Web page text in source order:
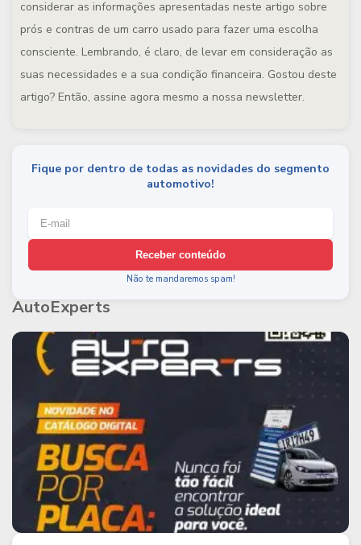
considerar as informações apresentadas neste artigo sobre
prós e contras de um carro usado para fazer uma escolha
consciente. Lembrando, é claro, de levar em consideração as
suas necessidades e a sua condição financeira. Gostou deste
artigo? Então, assine agora mesmo a nossa newsletter.
Fique por dentro de todas as novidades do segmento
automotivo!
Receber conteúdo
Não te mandaremos spam!
AutoExperts